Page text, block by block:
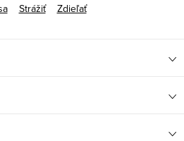
Strážiť Zdieľať